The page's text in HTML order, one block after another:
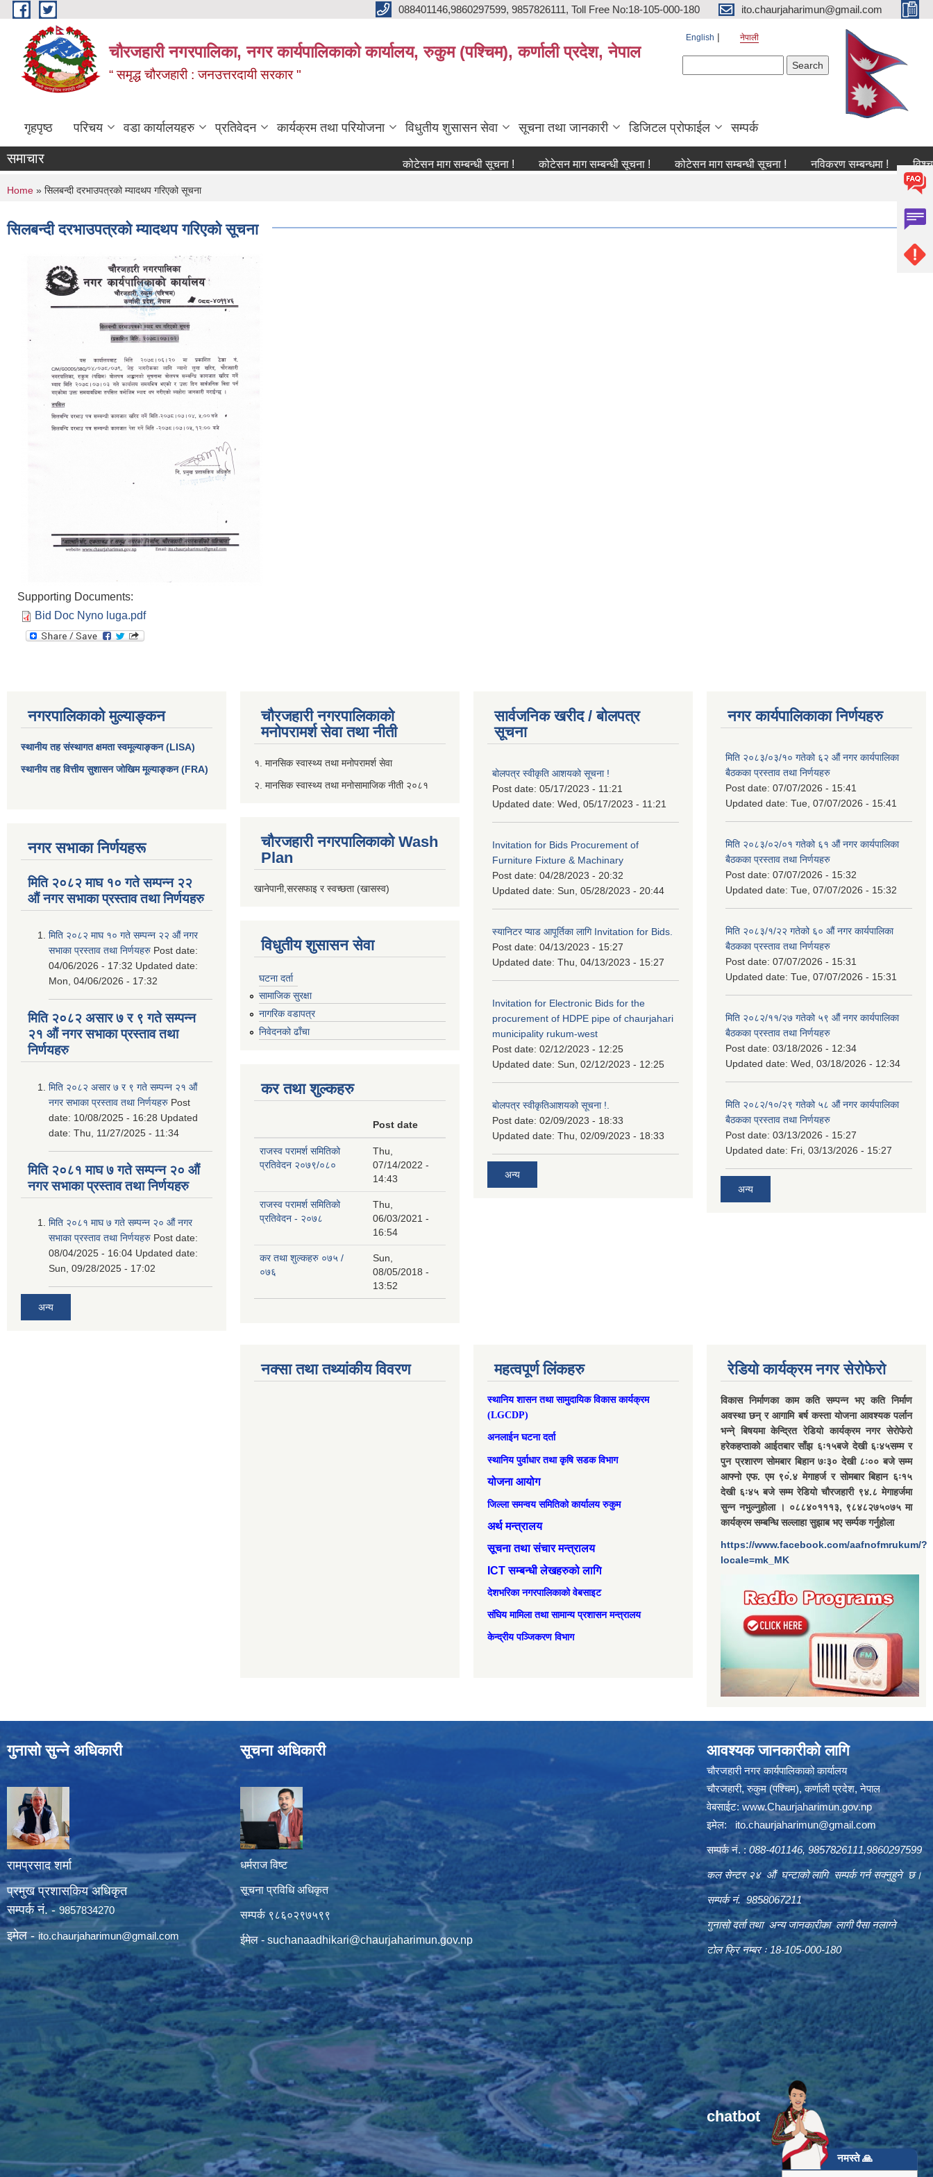
Skip to main content 088401146,9860297599, 9857826111, Toll Free No:18-105-000-180 ito.chaurjaharimun@gmail.com
चौरजहारी नगरपालिका, नगर कार्यपालिकाको कार्यालय, रुकुम (पश्चिम), कर्णाली प्रदेश, नेपाल
“ समृद्ध चौरजहारी : जनउत्तरदायी सरकार "
English नेपाली
गृहपृष्ठ परिचय वडा कार्यालयहरु प्रतिवेदन कार्यक्रम तथा परियोजना विधुतीय शुसासन सेवा सूचना तथा जानकारी डिजिटल प्रोफाईल सम्पर्क
समाचार कोटेसन माग सम्बन्धी सूचना ! कोटेसन माग सम्बन्धी सूचना ! कोटेसन माग सम्बन्धी सूचना ! नविकरण सम्बन्धमा ! विश्च
You are here
Home » सिलबन्दी दरभाउपत्रको म्यादथप गरिएको सूचना
सिलबन्दी दरभाउपत्रको म्यादथप गरिएको सूचना
Supporting Documents:
Bid Doc Nyno luga.pdf
नगरपालिकाको मुल्याङ्कन
स्थानीय तह संस्थागत क्षमता स्वमूल्याङ्कन (LISA)
स्थानीय तह वित्तीय सुशासन जोखिम मूल्याङ्कन (FRA)
नगर सभाका निर्णयहरू
मिति २०८२ माघ १० गते सम्पन्न २२
औं नगर सभाका प्रस्ताव तथा निर्णयहरु
मिति २०८२ माघ १० गते सम्पन्न २२ औं नगर
सभाका प्रस्ताव तथा निर्णयहरु Post date:
04/06/2026 - 17:32 Updated date:
Mon, 04/06/2026 - 17:32
मिति २०८२ असार ७ र ९ गते सम्पन्न
२१ औं नगर सभाका प्रस्ताव तथा
निर्णयहरु
मिति २०८२ असार ७ र ९ गते सम्पन्न २१ औं
नगर सभाका प्रस्ताव तथा निर्णयहरु Post
date: 10/08/2025 - 16:28 Updated
date: Thu, 11/27/2025 - 11:34
मिति २०८१ माघ ७ गते सम्पन्न २० औं
नगर सभाका प्रस्ताव तथा निर्णयहरु
मिति २०८१ माघ ७ गते सम्पन्न २० औं नगर
सभाका प्रस्ताव तथा निर्णयहरु Post date:
08/04/2025 - 16:04 Updated date:
Sun, 09/28/2025 - 17:02
अन्य
चौरजहारी नगरपालिकाको
मनोपरामर्श सेवा तथा नीती
१. मानसिक स्वास्थ्य तथा मनोपरामर्श सेवा
२. मानसिक स्वास्थ्य तथा मनोसामाजिक नीती २०८१
चौरजहारी नगरपालिकाको Wash
Plan
खानेपानी,सरसफाइ र स्वच्छता (खासस्व)
विधुतीय शुसासन सेवा
घटना दर्ता
सामाजिक सुरक्षा
नागरिक वडापत्र
निवेदनको ढाँचा
कर तथा शुल्कहरु
Post date
राजस्व परामर्श समितिको
प्रतिवेदन २०७९/०८०
Thu,
07/14/2022 -
14:43
राजस्व परामर्श समितिको
प्रतिवेदन - २०७८
Thu,
06/03/2021 -
16:54
कर तथा शुल्कहरु ०७५ /
०७६
Sun,
08/05/2018 -
13:52
सार्वजनिक खरीद / बोलपत्र
सूचना
बोलपत्र स्वीकृति आशयको सूचना !
Post date: 05/17/2023 - 11:21
Updated date: Wed, 05/17/2023 - 11:21
Invitation for Bids Procurement of
Furniture Fixture & Machinary
Post date: 04/28/2023 - 20:32
Updated date: Sun, 05/28/2023 - 20:44
स्यानिटर प्याड आपूर्तिका लागि Invitation for Bids.
Post date: 04/13/2023 - 15:27
Updated date: Thu, 04/13/2023 - 15:27
Invitation for Electronic Bids for the
procurement of HDPE pipe of chaurjahari
municipality rukum-west
Post date: 02/12/2023 - 12:25
Updated date: Sun, 02/12/2023 - 12:25
बोलपत्र स्वीकृतिआशयको सूचना !.
Post date: 02/09/2023 - 18:33
Updated date: Thu, 02/09/2023 - 18:33
अन्य
नगर कार्यपालिकाका निर्णयहरु
मिति २०८३/०३/१० गतेको ६२ औं नगर कार्यपालिका
बैठकका प्रस्ताव तथा निर्णयहरु
Post date: 07/07/2026 - 15:41
Updated date: Tue, 07/07/2026 - 15:41
मिति २०८३/०२/०१ गतेको ६१ औं नगर कार्यपालिका
बैठकका प्रस्ताव तथा निर्णयहरु
Post date: 07/07/2026 - 15:32
Updated date: Tue, 07/07/2026 - 15:32
मिति २०८३/१/२२ गतेको ६० औं नगर कार्यपालिका
बैठकका प्रस्ताव तथा निर्णयहरु
Post date: 07/07/2026 - 15:31
Updated date: Tue, 07/07/2026 - 15:31
मिति २०८२/११/२७ गतेको ५९ औं नगर कार्यपालिका
बैठकका प्रस्ताव तथा निर्णयहरु
Post date: 03/18/2026 - 12:34
Updated date: Wed, 03/18/2026 - 12:34
मिति २०८२/१०/२९ गतेको ५८ औं नगर कार्यपालिका
बैठकका प्रस्ताव तथा निर्णयहरु
Post date: 03/13/2026 - 15:27
Updated date: Fri, 03/13/2026 - 15:27
अन्य
नक्सा तथा तथ्यांकीय विवरण महत्वपूर्ण लिंकहरु
स्थानिय शासन तथा सामुदायिक विकास कार्यक्रम
(LGCDP)
अनलाईन घटना दर्ता
स्थानिय पुर्वाधार तथा कृषि सडक विभाग
योजना आयोग
जिल्ला समन्वय समितिको कार्यालय रुकुम
अर्थ मन्त्रालय
सूचना तथा संचार मन्त्रालय
ICT सम्बन्धी लेखहरुको लागि
देशभरिका नगरपालिकाको वेबसाइट
संघिय मामिला तथा सामान्‍य प्रशासन मन्त्रालय
केन्द्रीय पञ्जिकरण विभाग
रेडियो कार्यक्रम नगर सेरोफेरो
विकास निर्माणका काम कति सम्पन्न भए कति निर्माण
अवस्था छन् र आगामि बर्ष कस्ता योजना आवश्यक पर्लान
भन्ने् बिषयमा केन्द्रित रेडियो कार्यक्रम नगर सेरोफेरो
हरेकहप्ताको आईतबार साँझ ६ः१५बजे देखी ६ः४५सम्म र
पुन प्रशारण सोमबार बिहान ७ः३० देखी ८ः०० बजे सम्म
आफ्नो एफ. एम ९०ं.४ मेगाहर्ज र सोमबार बिहान ६ः१५
देखी ६ः४५ बजे सम्म रेडियो चौरजहारी ९४.८ मेगाहर्जमा
सुन्न नभुल्नुहोला । ०८८४०१११३, ९८४८२७५०७५ मा
कार्यक्रम सम्बन्धि सल्लाहा सुझाब भए सर्म्पक गर्नुहोला
https://www.facebook.com/aafnofmrukum/?
locale=mk_MK
गुनासो सुन्ने अधिकारी
रामप्रसाद शर्मा
प्रमुख प्रशासकिय अधिकृत
सम्पर्क नं. - 9857834270
इमेल - ito.chaurjaharimun@gmail.com
सूचना अधिकारी
धर्मराज विष्ट
सूचना प्रविधि अधिकृत
सम्पर्क ९८६०२९७५९९
ईमेल - suchanaadhikari@chaurjaharimun.gov.np
आवश्यक जानकारीको लागि
चौरजहारी नगर कार्यपालिकाको कार्यालय
चौरजहारी, रुकुम (पश्चिम), कर्णाली प्रदेश, नेपाल
वेबसाईट:www.Chaurjaharimun.gov.np
इमेल: ito.chaurjaharimun@gmail.com
सम्पर्क नं. : 088-401146, 9857826111,9860297599
कल सेन्टर २४ औं घन्टाको लागि सम्पर्क गर्न सक्नुहुने छ।
सम्पर्क नं. 9858067211
गुनासो दर्ता तथा अन्य जानकारीका लागी पैसा नलाग्ने
टोल फ्रि नम्बर ः 18-105-000-180
chatbot
नमस्ते 🙏